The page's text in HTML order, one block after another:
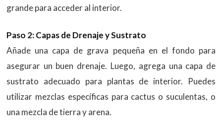
grande para acceder al interior.
Paso 2: Capas de Drenaje y Sustrato
Añade una capa de grava pequeña en el fondo para
asegurar un buen drenaje. Luego, agrega una capa de
sustrato adecuado para plantas de interior. Puedes
utilizar mezclas específicas para cactus o suculentas, o
una mezcla de tierra y arena.